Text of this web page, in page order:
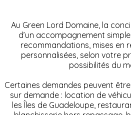
Au Green Lord Domaine, la
d’un accompagnement
recommandations, mises en
personnalisées, selon votre
possibilités du
Certaines demandes peuvent
sur demande : location de
les Îles de Guadeloupe,